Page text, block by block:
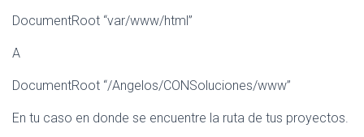
DocumentRoot “var/www/html”
A
DocumentRoot “/Angelos/CONSoluciones/www”
En tu caso en donde se encuentre la ruta de tus proyectos.